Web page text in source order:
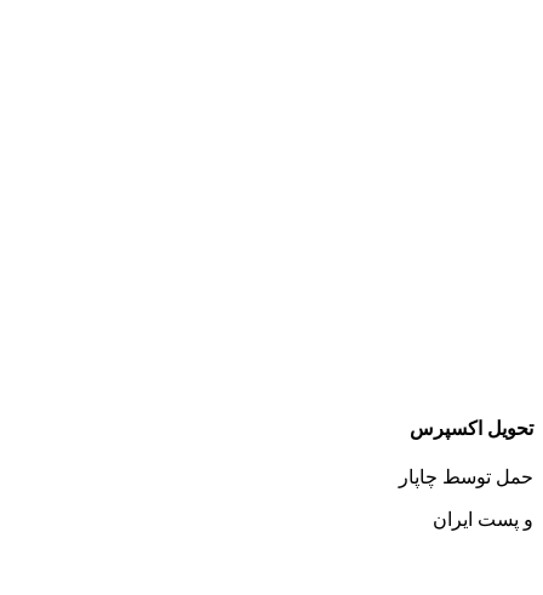
تحویل اکسپرس
حمل توسط چاپار
و پست ایران